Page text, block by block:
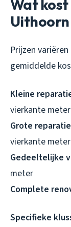
Wat
Uithoorn
Prijzen
gemiddelde
Kleine
vierkante meter
Grote
vierkante meter
Gedeeltelijke
meter
Complete
Specifieke